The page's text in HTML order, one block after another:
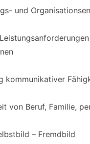
und
kommunikativer
von Beruf, Familie,
– Fremdbild